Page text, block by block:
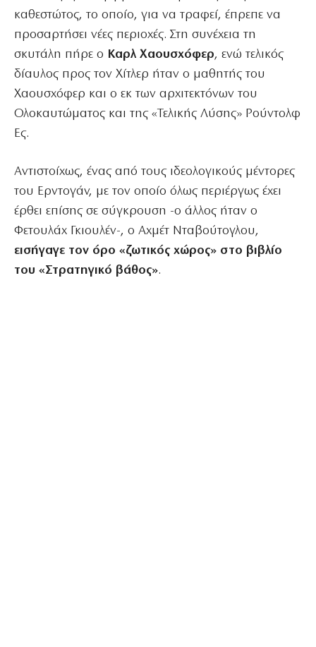
καθεστώτος, το οποίο, για να τραφεί, έπρεπε να
προσαρτήσει νέες περιοχές. Στη συνέχεια τη
σκυτάλη πήρε ο Καρλ Χαουσχόφερ, ενώ τελικός
δίαυλος προς τον Χίτλερ ήταν ο μαθητής του
Χαουσχόφερ και ο εκ των αρχιτεκτόνων του
Ολοκαυτώματος και της «Τελικής Λύσης» Ρούντολφ
Ες.
Αντιστοίχως, ένας από τους ιδεολογικούς μέντορες
του Ερντογάν, με τον οποίο όλως περιέργως έχει
έρθει επίσης σε σύγκρουση -ο άλλος ήταν ο
Φετουλάχ Γκιουλέν-, ο Αχμέτ Νταβούτογλου,
εισήγαγε τον όρο «ζωτικός χώρος» στο βιβλίο
του «Στρατηγικό βάθος».